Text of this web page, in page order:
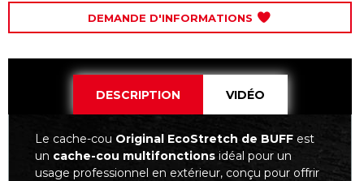
DEMANDE D'INFORMATIONS
DESCRIPTION VIDÉO
Le cache-cou Original EcoStretch de BUFF est
un cache-cou multifonctions idéal pour un
usage professionnel en extérieur, conçu pour offrir